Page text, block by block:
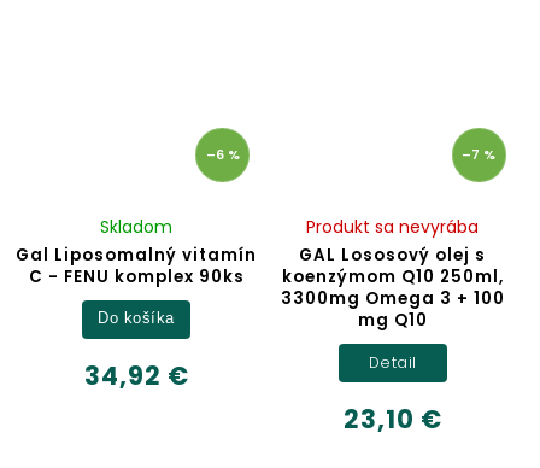
–6 %
Gal Liposomalný vitamín
C - FENU komplex 90ks
Skladom
34,92 €
Do košíka
–7 %
GAL Lososový olej s
koenzýmom Q10 250ml,
3300mg Omega 3 + 100
mg Q10
Produkt sa nevyrába
23,10 €
Detail